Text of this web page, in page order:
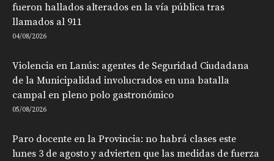
fueron hallados alterados en la vía pública tras
llamados al 911
04/08/2026
Violencia en Lanús: agentes de Seguridad Ciudadana
de la Municipalidad involucrados en una batalla
campal en pleno polo gastronómico
05/08/2026
Paro docente en la Provincia: no habrá clases este
lunes 3 de agosto y advierten que las medidas de fuerza